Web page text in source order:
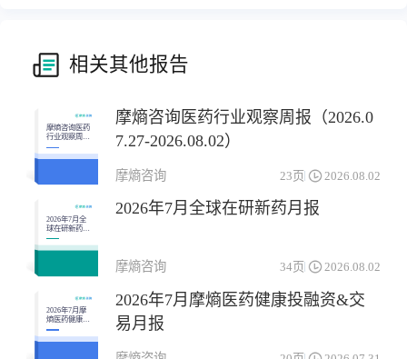
相关其他报告
摩熵咨询医药
行业观察周报
（2026.07.27-
2026.08.02）
摩熵咨询医药行业观察周报（2026.0
7.27-2026.08.02）
摩熵咨询 23页 2026.08.02
2026年7月全
球在研新药月
报
2026年7月全球在研新药月报
摩熵咨询 34页 2026.08.02
2026年7月摩
熵医药健康投
融资&交易月
报
2026年7月摩熵医药健康投融资&交
易月报